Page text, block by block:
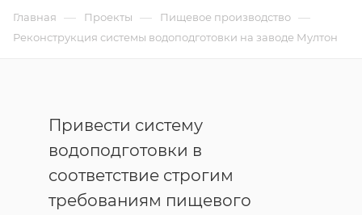
Главная — Проекты — Пищевое производство —
Реконструкция системы водоподготовки на заводе Мултон
Привести систему
водоподготовки в
соответствие строгим
требованиям пищевого